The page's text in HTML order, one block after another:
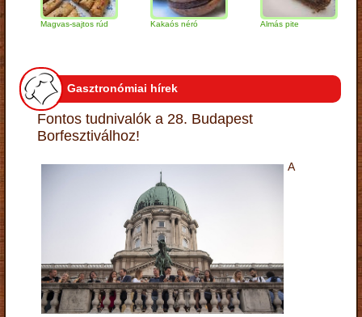
Magvas-sajtos rúd Kakaós néró Almás pite
Gasztronómiai hírek
Fontos tudnivalók a 28. Budapest
Borfesztiválhoz!
A